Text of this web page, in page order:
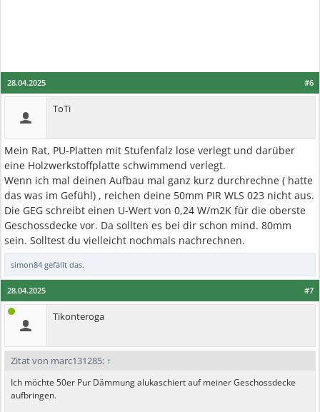
#6
28.04.2025
ToTi
Mein Rat, PU-Platten mit Stufenfalz lose verlegt und darüber
eine Holzwerkstoffplatte schwimmend verlegt.
Wenn ich mal deinen Aufbau mal ganz kurz durchrechne ( hatte
das was im Gefühl) , reichen deine 50mm PIR WLS 023 nicht aus.
Die GEG schreibt einen U-Wert von 0,24 W/m2K für die oberste
Geschossdecke vor. Da sollten es bei dir schon mind. 80mm
sein. Solltest du vielleicht nochmals nachrechnen.
simon84 gefällt das.
#7
28.04.2025
Tikonteroga
Zitat von marc131285: ↑
Ich möchte 50er Pur Dämmung alukaschiert auf meiner Geschossdecke
aufbringen.